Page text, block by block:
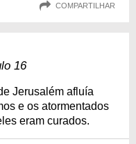
COMPARTILHAR
16
Jerusalém afluía
e os atormentados
eram curados.